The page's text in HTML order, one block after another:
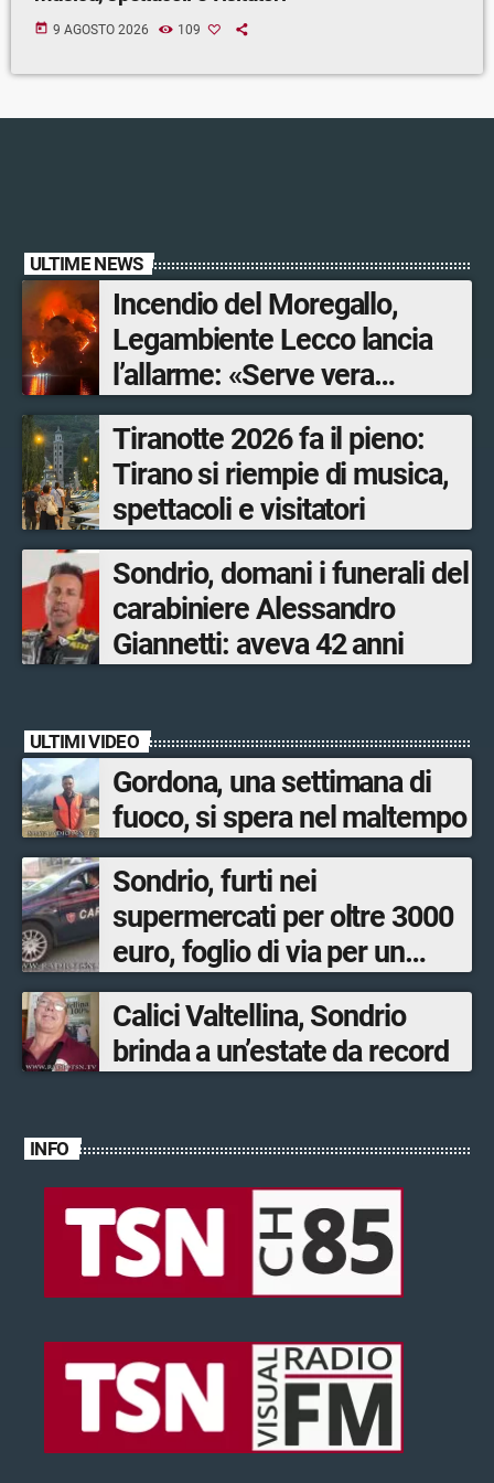
today 9 AGOSTO 2026 109
ULTIME NEWS
Incendio del Moregallo,
Legambiente Lecco lancia
l’allarme: «Serve vera
prevenzione»
Tiranotte 2026 fa il pieno:
Tirano si riempie di musica,
spettacoli e visitatori
Sondrio, domani i funerali del
carabiniere Alessandro
Giannetti: aveva 42 anni
ULTIMI VIDEO
Gordona, una settimana di
fuoco, si spera nel maltempo
Sondrio, furti nei
supermercati per oltre 3000
euro, foglio di via per un
ventinovenne
Calici Valtellina, Sondrio
brinda a un’estate da record
INFO